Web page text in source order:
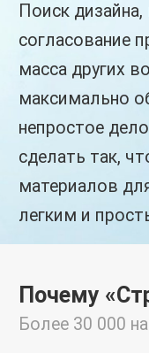
Поиск
согласование
масса других
максимально
непростое
сделать так,
материалов
легким и
Почему
Более 30 000